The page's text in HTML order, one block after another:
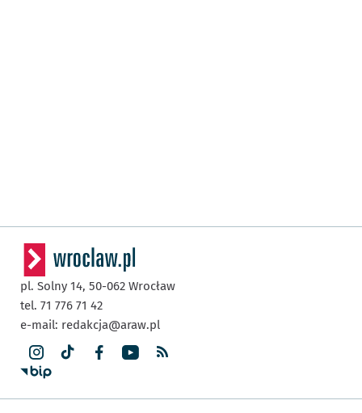
pl. Solny 14, 50-062 Wrocław
tel. 71 776 71 42
e-mail: redakcja@araw.pl